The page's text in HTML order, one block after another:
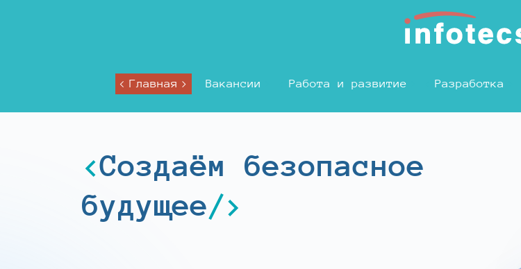
Главная Вакансии Работа и развитие Разработка
Создаём безопасное
будущее